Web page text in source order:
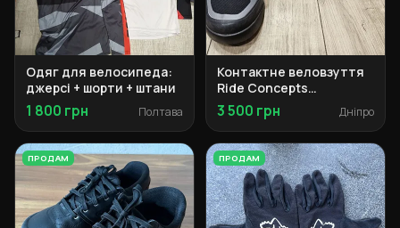
Одяг для велосипеда:
джерсі + шорти + штани
1 800 грн Полтава
Контактне веловзуття
Ride Concepts
Transition Clip 42
3 500 грн Дніпро
ПРОДАМ ПРОДАМ